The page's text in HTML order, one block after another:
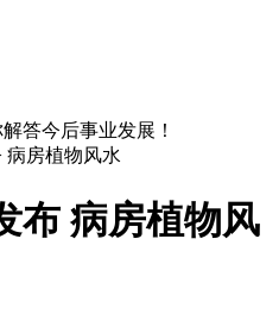
答今后事业发展！
病房植物风水
布 病房植物风